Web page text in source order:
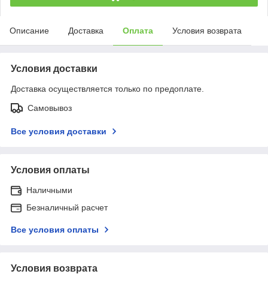
Описание Доставка Оплата Условия возврата
Условия доставки
Доставка осуществляется только по предоплате.
Самовывоз
Все условия доставки
Условия оплаты
Наличными
Безналичный расчет
Все условия оплаты
Условия возврата